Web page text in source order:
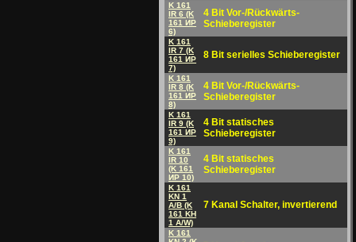
K 161
IR 6 (K
161 ИP
6)
4 Bit Vor-/Rückwärts-
Schieberegister
K 161
IR 7 (K
161 ИP
7)
8 Bit serielles Schieberegister
K 161
IR 8 (K
161 ИP
8)
4 Bit Vor-/Rückwärts-
Schieberegister
K 161
IR 9 (K
161 ИP
9)
4 Bit statisches
Schieberegister
K 161
IR 10
(K 161
ИP 10)
4 Bit statisches
Schieberegister
K 161
KN 1
A/B (K
161 KH
1 A/W)
7 Kanal Schalter, invertierend
K 161